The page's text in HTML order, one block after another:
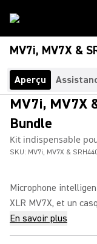
MV7i, MV7X &
Aperçu
MV7i, MV7X
Bundle
Kit indispensable
SKU: MV7i, MV7X &
Microphone
XLR MV7X, et un
En savoir plus